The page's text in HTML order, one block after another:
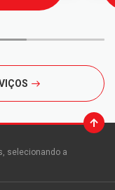
selecionando a